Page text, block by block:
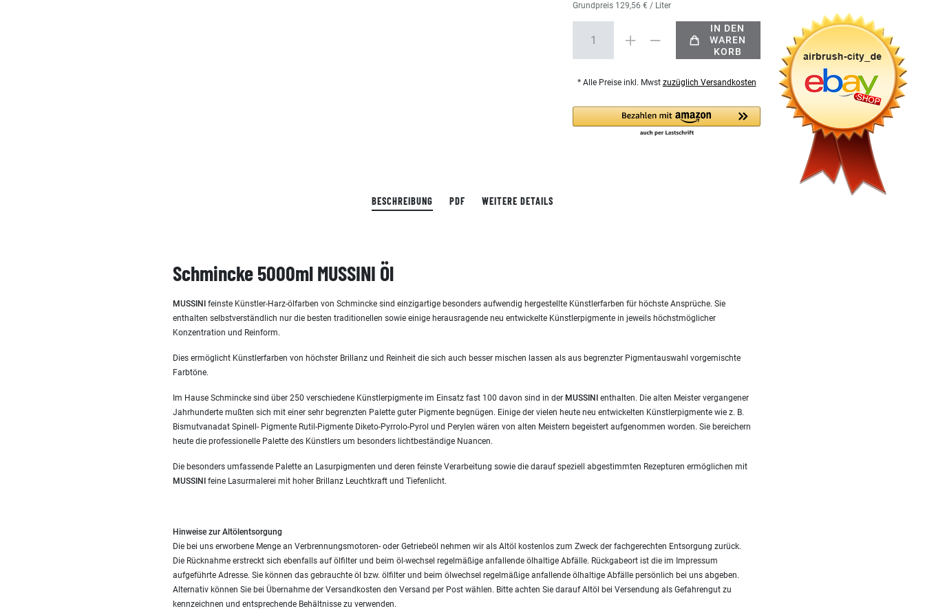
Grundpreis 129,56 € / Liter
IN DEN
WAREN
KORB
* Alle Preise inkl. Mwst zuzüglich Versandkosten
BESCHREIBUNG PDF WEITERE DETAILS
Schmincke 5000ml MUSSINI Öl
MUSSINI feinste Künstler-Harz-ölfarben von Schmincke sind einzigartige besonders aufwendig hergestellte Künstlerfarben für höchste Ansprüche. Sie
enthalten selbstverständlich nur die besten traditionellen sowie einige herausragende neu entwickelte Künstlerpigmente in jeweils höchstmöglicher
Konzentration und Reinform.
Dies ermöglicht Künstlerfarben von höchster Brillanz und Reinheit die sich auch besser mischen lassen als aus begrenzter Pigmentauswahl vorgemischte
Farbtöne.
Im Hause Schmincke sind über 250 verschiedene Künstlerpigmente im Einsatz fast 100 davon sind in der MUSSINI enthalten. Die alten Meister vergangener
Jahrhunderte mußten sich mit einer sehr begrenzten Palette guter Pigmente begnügen. Einige der vielen heute neu entwickelten Künstlerpigmente wie z. B.
Bismutvanadat Spinell- Pigmente Rutil-Pigmente Diketo-Pyrrolo-Pyrol und Perylen wären von alten Meistern begeistert aufgenommen worden. Sie bereichern
heute die professionelle Palette des Künstlers um besonders lichtbeständige Nuancen.
Die besonders umfassende Palette an Lasurpigmenten und deren feinste Verarbeitung sowie die darauf speziell abgestimmten Rezepturen ermöglichen mit
MUSSINI feine Lasurmalerei mit hoher Brillanz Leuchtkraft und Tiefenlicht.
Hinweise zur Altölentsorgung
Die bei uns erworbene Menge an Verbrennungsmotoren- oder Getriebeöl nehmen wir als Altöl kostenlos zum Zweck der fachgerechten Entsorgung zurück.
Die Rücknahme erstreckt sich ebenfalls auf ölfilter und beim öl-wechsel regelmäßige anfallende ölhaltige Abfälle. Rückgabeort ist die im Impressum
aufgeführte Adresse. Sie können das gebrauchte öl bzw. ölfilter und beim ölwechsel regelmäßige anfallende ölhaltige Abfälle persönlich bei uns abgeben.
Alternativ können Sie bei Übernahme der Versandkosten den Versand per Post wählen. Bitte achten Sie darauf Altöl bei Versendung als Gefahrengut zu
kennzeichnen und entsprechende Behältnisse zu verwenden.